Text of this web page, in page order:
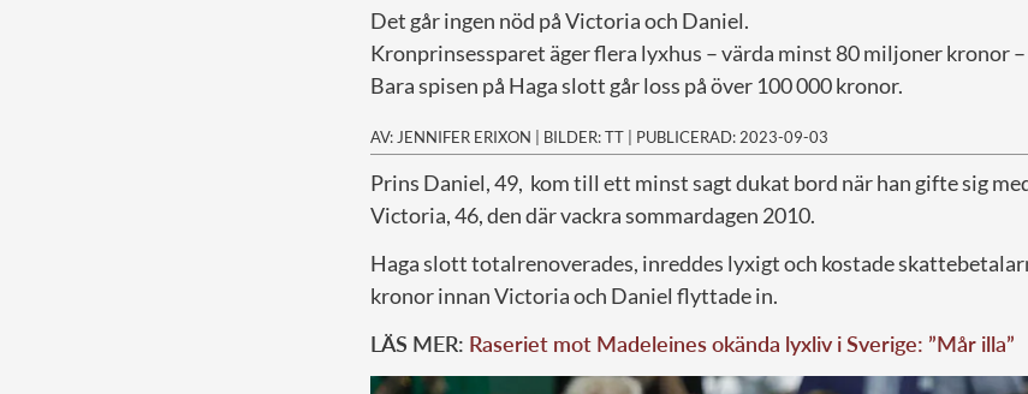
Det går ingen nöd på Victoria och Daniel.
Kronprinsessparet äger flera lyxhus – värda minst 80 miljoner kronor
Bara spisen på Haga slott går loss på över 100 000 kronor.
AV: JENNIFER ERIXON | BILDER: TT | PUBLICERAD: 2023-09-03
Prins Daniel, 49, kom till ett minst sagt dukat bord när han gifte sig
Victoria, 46, den där vackra sommardagen 2010.
Haga slott totalrenoverades, inreddes lyxigt och kostade
kronor innan Victoria och Daniel flyttade in.
LÄS MER: Raseriet mot Madeleines okända lyxliv i Sverige: ”Mår illa”